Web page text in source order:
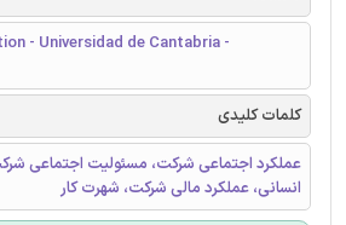
- Universidad de Cantabria -
کلمات کلیدی
عملکرد اجتماعی شرکت، مسئولیت اجتماعی
انسانی، عملکرد مالی شرکت، شهرت کار